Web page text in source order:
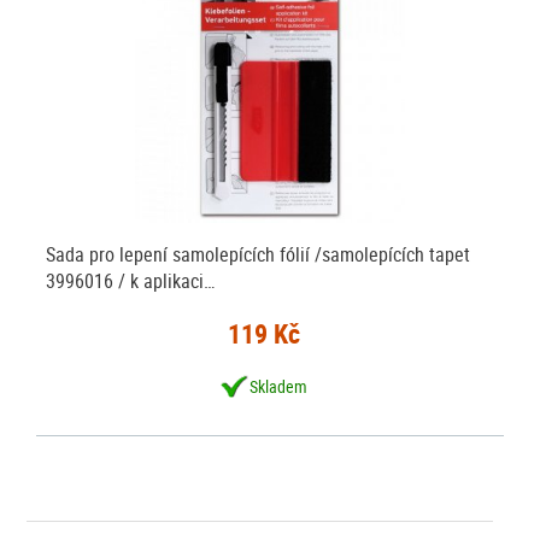
Sada pro lepení samolepících fólií /samolepících tapet
3996016 / k aplikaci…
119 Kč
Skladem